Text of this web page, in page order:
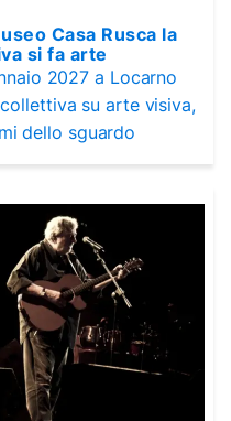
Casa Rusca la
si fa arte
2027 a Locarno
su arte visiva,
dello sguardo